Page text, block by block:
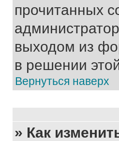
прочитанных
выходом из
в решении
Вернуться наверх
» Как